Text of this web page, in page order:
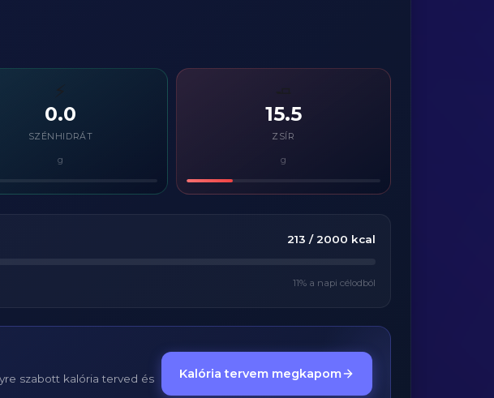
⚡
0.0
SZÉNHIDRÁT
g
15.5
ZSÍR
g
213 / 2000 kcal
11% a napi célodból
szabott kalória terved és
Kalória tervem megkapom